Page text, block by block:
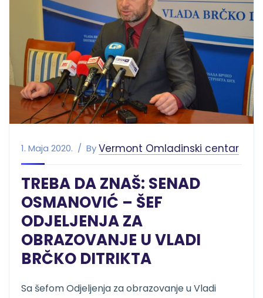
1. Maja 2020. ByVermont Omladinski centar
TREBA DA ZNAŠ: SENAD
OSMANOVIĆ – ŠEF
ODJELJENJA ZA
OBRAZOVANJE U VLADI
BRČKO DITRIKTA
Sa šefom Odjeljenja za obrazovanje u Vladi